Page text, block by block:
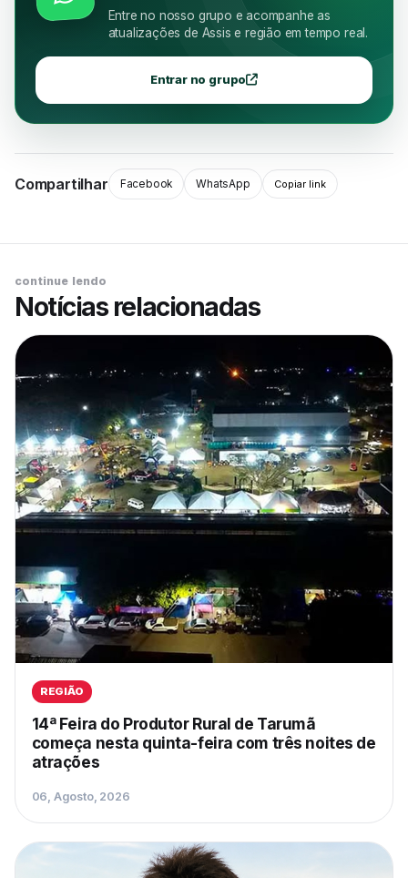
Entre no nosso grupo e acompanhe as
atualizações de Assis e região em tempo real.
Entrar no grupo
Compartilhar Facebook WhatsApp Copiar link
continue lendo
Notícias relacionadas
REGIÃO
14ª Feira do Produtor Rural de Tarumã
começa nesta quinta-feira com três noites de
atrações
06, Agosto, 2026